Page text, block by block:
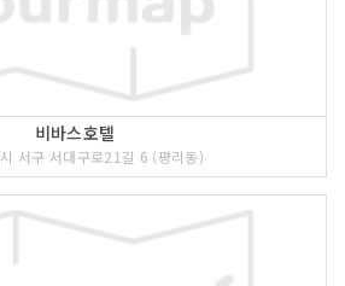
비바스호텔
서구 서대구로21길 6 (평리동)